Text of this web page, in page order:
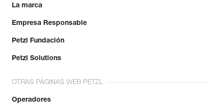
La marca
Empresa Responsable
Petzl Fundación
Petzl Solutions
OTRAS PÁGINAS WEB PETZL
Operadores